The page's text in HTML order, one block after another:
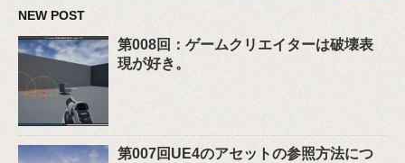
NEW POST
第008回：ゲームクリエイターは破壊表
現が好き。
第007回UE4のアセットの参照方法につ